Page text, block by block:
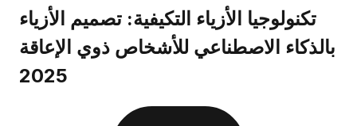
تكنولوجيا الأزياء التكيفية: تصميم الأزياء
بالذكاء الاصطناعي للأشخاص ذوي الإعاقة
2025